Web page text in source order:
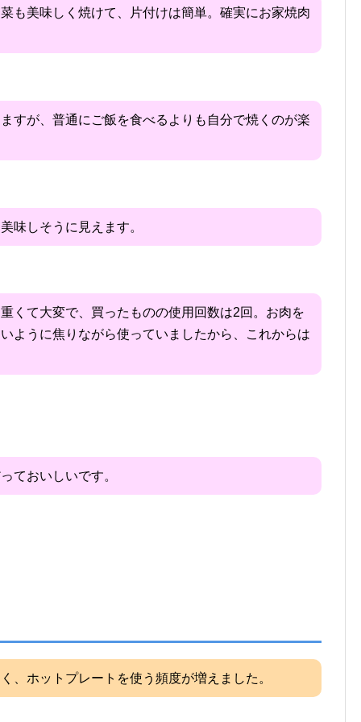
も美味しく焼けて、片付けは簡単。確実にお家焼肉
すが、普通にご飯を食べるよりも自分で焼くのが楽
味しそうに見えます。
くて大変で、買ったものの使用回数は2回。お肉を
ように焦りながら使っていましたから、これからは
ておいしいです。
、ホットプレートを使う頻度が増えました。